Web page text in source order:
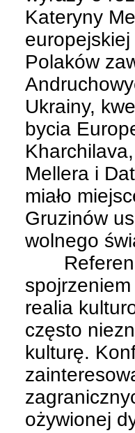
Kateryny
Polaków
Ukrainy,
bycia
Mellera i
miało
Gruzinów
wolnego
Referenci
realia
często
kulturę.
ożywionej